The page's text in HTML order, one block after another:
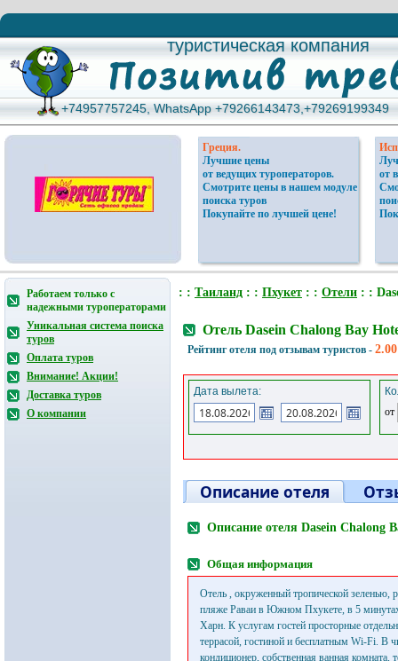
туристическая компания
туристическая компания
+74957757245, WhatsApp +79266143473,+79269199349
+74957757245, WhatsApp +79266143473,+79269199349
Греция.
Лучшие цены
от ведущих туроператоров.
Смотрите цены в нашем модуле
поиска туров
Покупайте по лучшей цене!
от
Работаем только с
надежными туроператорами
Уникальная система поиска
туров
Оплата туров
Внимание! Акции!
Доставка туров
О компании
: : Таиланд : : Пхукет : : Отели : :
Отель Dasein Chalong Bay
Рейтинг отеля под отзывам туристов -
Дата вылета:
от
Описание отеля
Описание отеля Dasein Chalong
Общая информация
Отель , окруженный тропической зеленью,
пляже Раваи в Южном Пхукете, в 5
Харн. К услугам гостей просторные
террасой, гостиной и бесплатным Wi-Fi. В
кондиционер, собственная ванная комната,